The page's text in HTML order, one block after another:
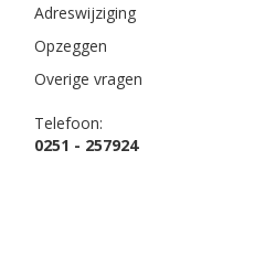
Adreswijziging
Opzeggen
Overige vragen
Telefoon:
0251 - 257924